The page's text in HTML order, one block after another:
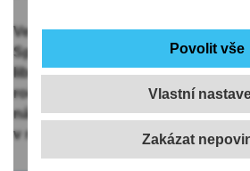
Vlastní
Ve čtvrtek 4. června 2026 se na
Sport Park Liberec sešlo 140 dětí
libereckých mateřských škol, aby
ročníku „Mateřinkové olympiády“.
návyky, obratnost a radost z
v raném dětství.